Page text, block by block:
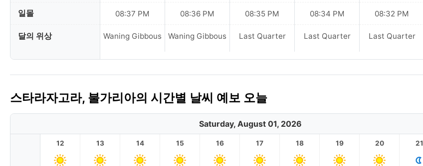
일몰
달의 위상
08:37 PM
Waning Gibbous
08:36 PM
Waning Gibbous
08:35 PM
Last Quarter
08:34 PM
Last Quarter
08:32 PM
Last Quarter
스타라자고라, 불가리아의 시간별 날씨 예보 오늘
Saturday, August 01, 2026
12 13 14 15 16 17 18 19 20 21